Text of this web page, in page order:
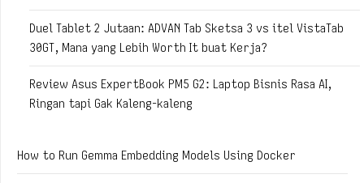
Duel Tablet 2 Jutaan: ADVAN Tab Sketsa 3 vs itel VistaTab
30GT, Mana yang Lebih Worth It buat Kerja?
Review Asus ExpertBook PM5 G2: Laptop Bisnis Rasa AI,
Ringan tapi Gak Kaleng-kaleng
How to Run Gemma Embedding Models Using Docker